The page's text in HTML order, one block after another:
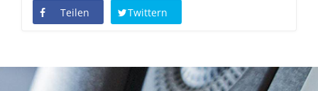
Teilen Twittern